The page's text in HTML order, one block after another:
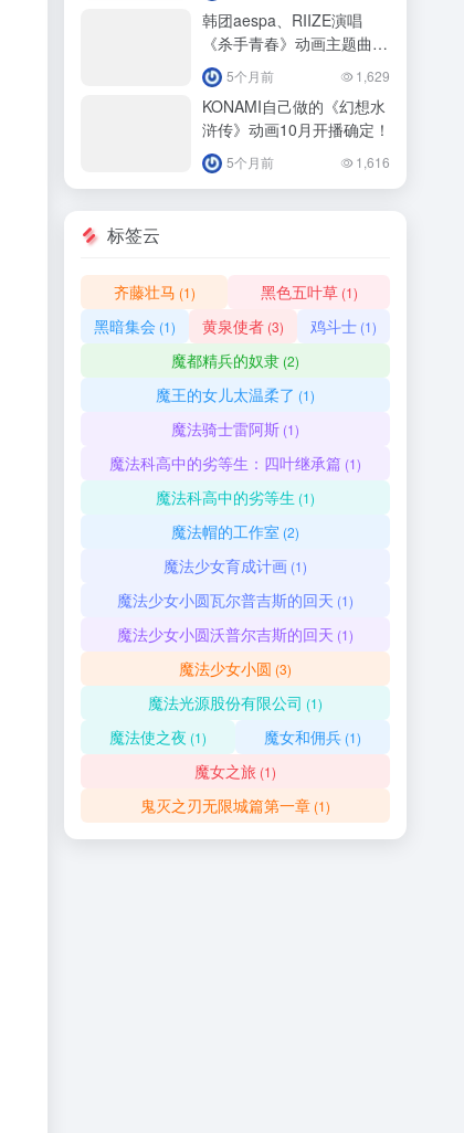
韩团aespa、RIIZE演唱
《杀手青春》动画主题曲
4/11正式播出！
5个月前 1,629
KONAMI自己做的《幻想水
浒传》动画10月开播确定！
5个月前 1,616
标签云
齐藤壮马 (1) 黑色五叶草(1)
黑暗集会 (1) 黄泉使者 (3) 鸡斗士 (1)
魔都精兵的奴隶 (2)
魔王的女儿太温柔了 (1)
魔法骑士雷阿斯 (1)
魔法科高中的劣等生：四叶继承篇 (1)
魔法科高中的劣等生 (1)
魔法帽的工作室 (2)
魔法少女育成计画 (1)
魔法少女小圆瓦尔普吉斯的回天 (1)
魔法少女小圆沃普尔吉斯的回天 (1)
魔法少女小圆 (3)
魔法光源股份有限公司 (1)
魔法使之夜 (1) 魔女和佣兵 (1)
魔女之旅 (1)
鬼灭之刃无限城篇第一章 (1)